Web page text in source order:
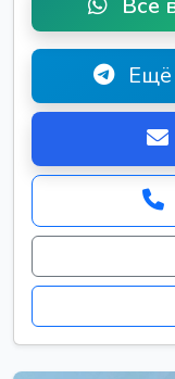
Все
Ещё